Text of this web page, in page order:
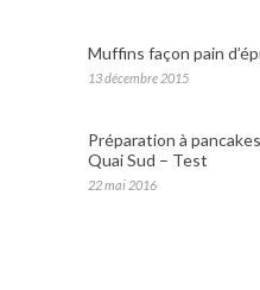
Muffins façon pain
13 décembre 2015
Préparation à
Quai Sud – Test
22 mai 2016